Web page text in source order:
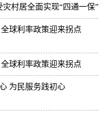
灾村居全面实现“四通一保”
球利率政策迎来拐点
球利率政策迎来拐点
为民服务践初心